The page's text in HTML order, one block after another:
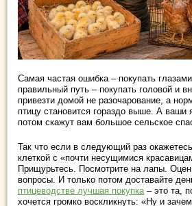
Самая частая ошибка – покупать
правильный путь – покупать головой и
привезти домой не разочарование, а
птицу становится гораздо выше. А ваши
потом скажут вам большое сельское
Так что если в следующий раз
клеткой с «почти несущимися
Прищурьтесь. Посмотрите на лапы.
вопросы. И только потом доставайте
птицеводстве лучшая покупка– это та,
хочется громко воскликнуть: «Ну и